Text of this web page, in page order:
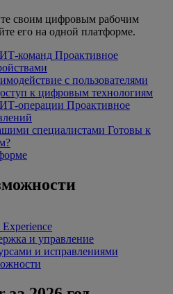
своим цифровым рабочим
его на одной платформе.
команд Проактивное
с пользователями
к цифровым технологиям
операции Проактивное
специалистами Готовы к
и управление
и исправлениями